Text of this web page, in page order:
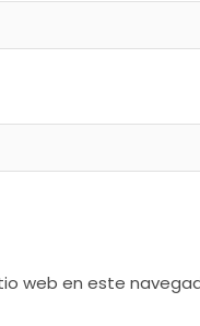
web en este